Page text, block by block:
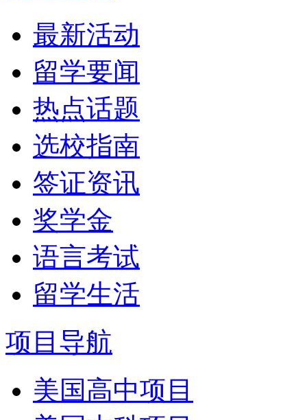
最新活动
留学要闻
热点话题
选校指南
签证资讯
奖学金
语言考试
留学生活
项目导航
美国高中项目